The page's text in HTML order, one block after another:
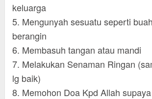
keluarga
5. Mengunyah sesuatu seperti
berangin
6. Membasuh tangan atau mandi
7. Melakukan Senaman Ringan
lg baik)
8. Memohon Doa Kpd Allah